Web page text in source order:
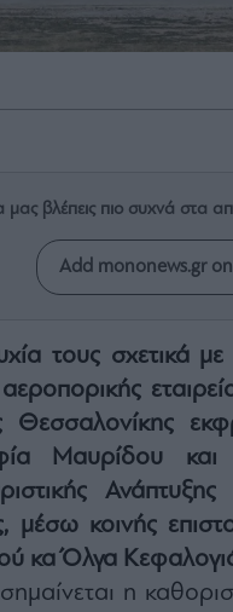
μας βλέπεις πιο συχνά στα
Add mononews.gr
τους σχετικά
Θεσσαλονίκης
Μαυρίδου
μέσω κοινής
κα Όλγα
η